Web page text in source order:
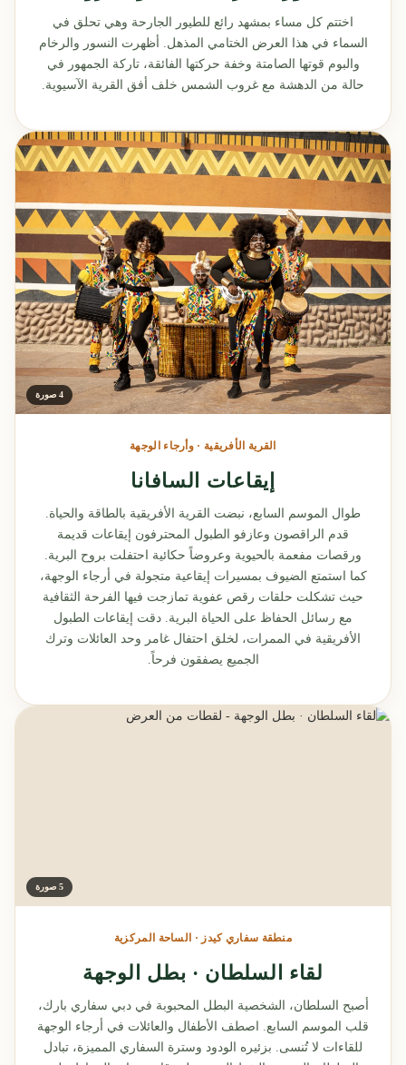
اختتم كل مساء بمشهد رائع للطيور الجارحة وهي تحلق في
السماء في هذا العرض الختامي المذهل. أظهرت النسور والرخام
والبوم قوتها الصامتة وخفة حركتها الفائقة، تاركة الجمهور في
حالة من الدهشة مع غروب الشمس خلف أفق القرية الآسيوية.
4 صورة
القرية الأفريقية · وأرجاء الوجهة
إيقاعات السافانا
طوال الموسم السابع، نبضت القرية الأفريقية بالطاقة والحياة.
قدم الراقصون وعازفو الطبول المحترفون إيقاعات قديمة
ورقصات مفعمة بالحيوية وعروضاً حكائية احتفلت بروح البرية.
كما استمتع الضيوف بمسيرات إيقاعية متجولة في أرجاء الوجهة،
حيث تشكلت حلقات رقص عفوية تمازجت فيها الفرحة الثقافية
مع رسائل الحفاظ على الحياة البرية. دقت إيقاعات الطبول
الأفريقية في الممرات، لخلق احتفال غامر وحد العائلات وترك
الجميع يصفقون فرحاً.
5 صورة
منطقة سفاري كيدز · الساحة المركزية
لقاء السلطان · بطل الوجهة
أصبح السلطان، الشخصية البطل المحبوبة في دبي سفاري بارك،
قلب الموسم السابع. اصطف الأطفال والعائلات في أرجاء الوجهة
للقاءات لا تُنسى. بزئيره الودود وسترة السفاري المميزة، تبادل